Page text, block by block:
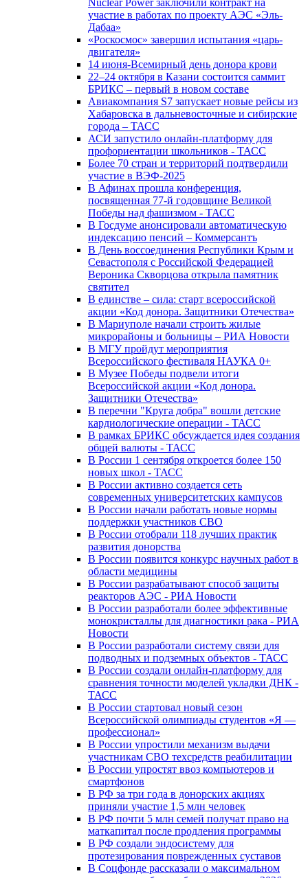
Nuclear Power заключили контракт на
участие в работах по проекту АЭС «Эль-
Дабаа»
«Роскосмос» завершил испытания «царь-
двигателя»
14 июня-Всемирный день донора крови
22–24 октября в Казани состоится саммит
БРИКС – первый в новом составе
Авиакомпания S7 запускает новые рейсы из
Хабаровска в дальневосточные и сибирские
города – ТАСС
АСИ запустило онлайн-платформу для
профориентации школьников - ТАСС
Более 70 стран и территорий подтвердили
участие в ВЭФ-2025
В Афинах прошла конференция,
посвященная 77-й годовщине Великой
Победы над фашизмом - ТАСС
В Госдуме анонсировали автоматическую
индексацию пенсий – Коммерсантъ
В День воссоединения Республики Крым и
Севастополя с Российской Федерацией
Вероника Скворцова открыла памятник
святител
В единстве – сила: старт всероссийской
акции «Код донора. Защитники Отечества»
В Мариуполе начали строить жилые
микрорайоны и больницы – РИА Новости
В МГУ пройдут мероприятия
Всероссийского фестиваля НАУКА 0+
В Музее Победы подвели итоги
Всероссийской акции «Код донора.
Защитники Отечества»
В перечни "Круга добра" вошли детские
кардиологические операции - ТАСС
В рамках БРИКС обсуждается идея создания
общей валюты - ТАСС
В России 1 сентября откроется более 150
новых школ - ТАСС
В России активно создается сеть
современных университетских кампусов
В России начали работать новые нормы
поддержки участников СВО
В России отобрали 118 лучших практик
развития донорства
В России появится конкурс научных работ в
области медицины
В России разрабатывают способ защиты
реакторов АЭС - РИА Новости
В России разработали более эффективные
монокристаллы для диагностики рака - РИА
Новости
В России разработали систему связи для
подводных и подземных объектов - ТАСС
В России создали онлайн-платформу для
сравнения точности моделей укладки ДНК -
ТАСС
В России стартовал новый сезон
Всероссийской олимпиады студентов «Я —
профессионал»
В России упростили механизм выдачи
участникам СВО техсредств реабилитации
В России упростят ввоз компьютеров и
смартфонов
В РФ за три года в донорских акциях
приняли участие 1,5 млн человек
В РФ почти 5 млн семей получат право на
маткапитал после продления программы
В РФ создали эндосистему для
протезирования поврежденных суставов
В Соцфонде рассказали о максимальном